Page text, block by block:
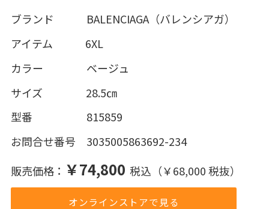
ブランド BALENCIAGA（バレンシアガ）
アイテム 6XL
カラー ベージュ
サイズ 28.5㎝
型番 815859
お問合せ番号 3035005863692-234
販売価格： ￥74,800 税込（￥68,000 税抜）
オンラインストアで見る